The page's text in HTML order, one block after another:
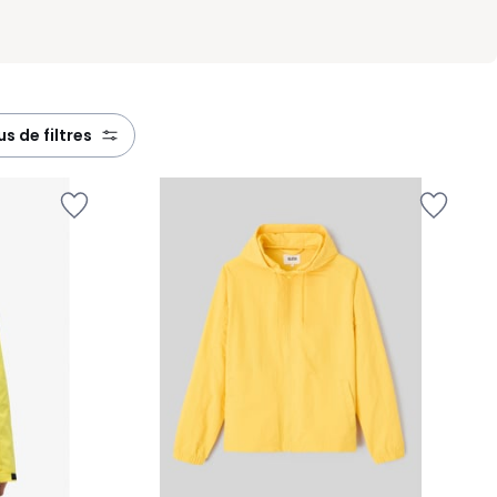
de filtres